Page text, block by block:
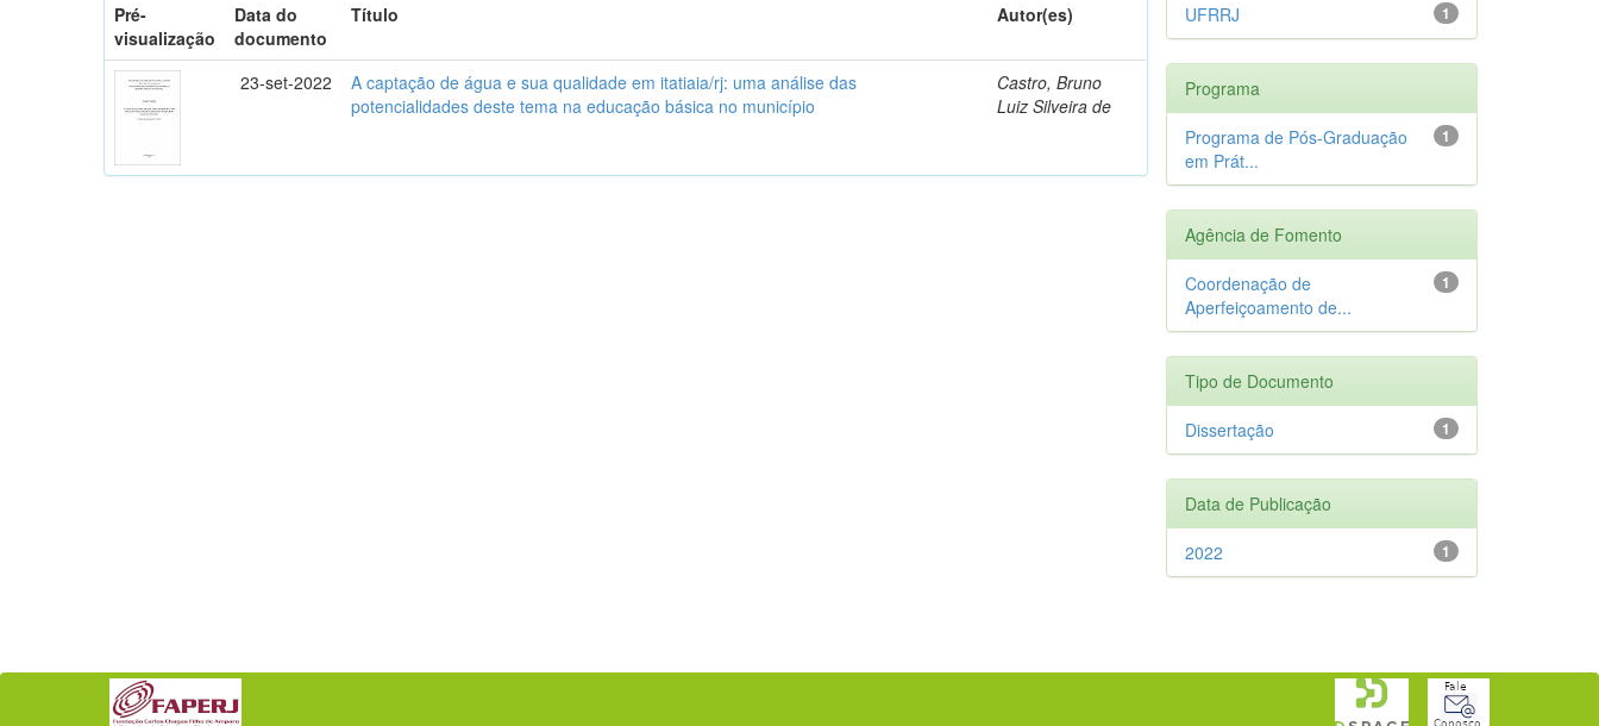
Pré-
visualização
Data do
documento
Título Autor(es)
23-set-2022
A captação de água e sua qualidade em itatiaia/rj: uma análise das
potencialidades deste tema na educação básica no município
Castro, Bruno
Luiz Silveira de
1
UFRRJ
Programa
1
Programa de Pós-Graduação
em Prát...
Agência de Fomento
1
Coordenação de
Aperfeiçoamento de...
Tipo de Documento
1
Dissertação
Data de Publicação
1
2022